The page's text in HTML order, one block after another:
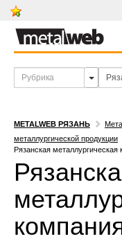
METALWEB РЯЗАНЬ
металлургической продукции
Рязанская металлургическая